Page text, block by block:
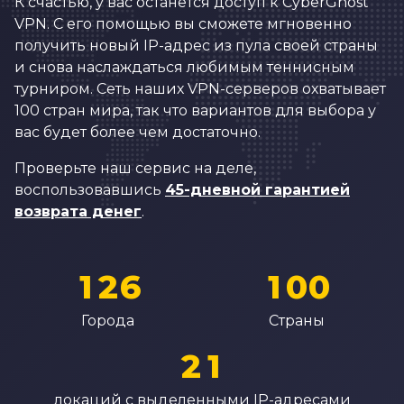
VPN. С его помощью вы сможете мгновенно
получить новый IP-адрес из пула своей страны
и снова наслаждаться любимым теннисным
турниром. Сеть наших VPN-серверов охватывает
100 стран мира, так что вариантов для выбора у
вас будет более чем достаточно.
Проверьте наш сервис на деле,
воспользовавшись 45-дневной гарантией
возврата денег.
1
2
4
5
6
7
8
9
0
2
3
5
8
9
0
1
2
3
4
6
7
Города
1
2
4
2
3
4
5
7
0
1
2
3
4
5
7
0
1
Страны
2
0
1
2
3
4
5
6
1
локаций с выделенными IP-адресами